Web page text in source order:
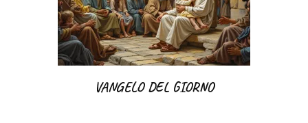
VANGELO DEL GIORNO